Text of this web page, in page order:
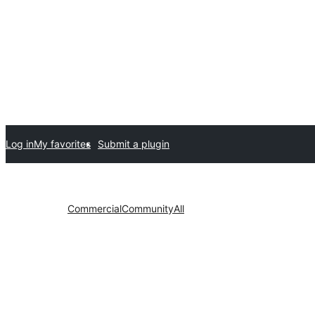
Submit a plugin
My favorites
Log in
All
Community
Commercial